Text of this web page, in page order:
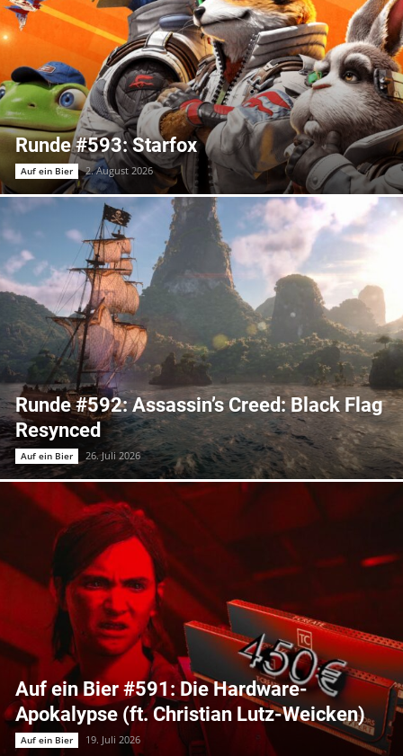
Runde #593: Starfox
Auf ein Bier 2. August 2026
Runde #592: Assassin’s Creed: Black Flag
Resynced
Auf ein Bier 26. Juli 2026
Auf ein Bier #591: Die Hardware-
Apokalypse (ft. Christian Lutz-Weicken)
Auf ein Bier 19. Juli 2026